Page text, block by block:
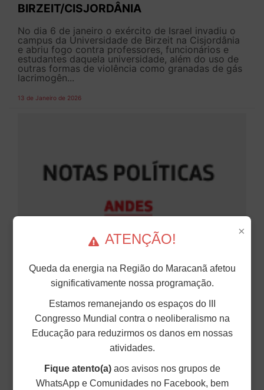
BIRZEIT/CISJORDÂNIA
No dia 6 de janeiro o exército de Israel invadiu o
campus da Universidade de Birzeit na Cisjordânia
e abriu fogo contra professores, funcionários e
estudantes daquela universidade, além do uso de
outras formas de violência como granadas de gás
lacrimogên...
13 de Janeiro de 2026
REPÚDIO AO CRIMINOSO ATAQUE DE
TRUMP CONTRA A VENEZUELA E DE
SOLIDARIEDADE AO POVO
VENEZUELANO.
Na madrugada de sábado, 3 de janeiro, a agressão
militar norte-americana atingiu diferentes pontos
do território da República Bolivariana da
Venezuela, com o objetivo inequívoco de
apropriação dos recursos estratégicos do país
×
ATENÇÃO!
Queda da energia na Região do Maracanã afetou
significativamente nossa programação.
Estamos remanejando os espaços do III
Congresso Mundial contra o neoliberalismo na
Educação para reduzirmos os danos em nossas
atividades.
Fique atento(a)aos avisos nos grupos de
WhatsApp e Comunidades no Facebook, bem